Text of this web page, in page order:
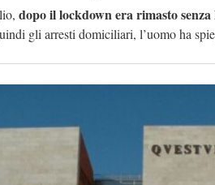
dopo il lockdown era rimasto senza
gli arresti domiciliari, l’uomo ha